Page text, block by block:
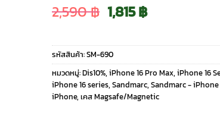
2,590฿ Original
price
was:
2,590 ฿.
1,815฿Current
price
is:
1,815 ฿.
รหัสสินค้า:SM-690
หมวดหมู่:Dis10%, iPhone 16 Pro Max, iPhone 16
iPhone 16 series, Sandmarc, Sandmarc - iPhone
iPhone, เคส Magsafe/Magnetic